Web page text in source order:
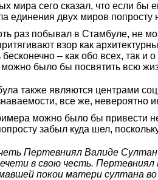
мира сего сказал, что если бы
единения двух миров попросту
раз побывал в Стамбуле, не
взор как
бесконечно – как обо всех, так
можно было бы посвятить всю
также являются центрами
все же, невероятно
можно было бы привести
забыл куда шел,
Пертевниял Валиде Султан
в свою честь.
покои матери султана